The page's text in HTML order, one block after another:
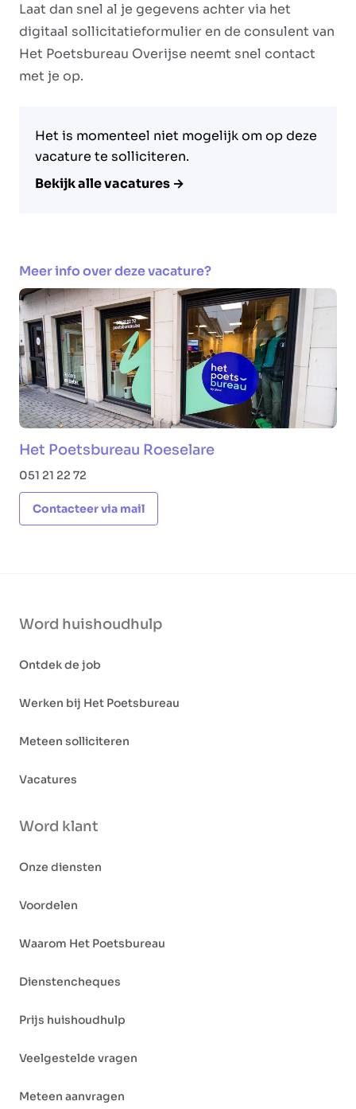
Laat dan snel al je gegevens achter via het
digitaal sollicitatieformulier en de consulent van
Het Poetsbureau Overijse neemt snel contact
met je op.
Het is momenteel niet mogelijk om op deze
vacature te solliciteren.
Bekijk alle vacatures →
Meer info over deze vacature?
Het Poetsbureau Roeselare
051 21 22 72
Contacteer via mail
Word huishoudhulp
Ontdek de job
Werken bij Het Poetsbureau
Meteen solliciteren
Vacatures
Word klant
Onze diensten
Voordelen
Waarom Het Poetsbureau
Dienstencheques
Prijs huishoudhulp
Veelgestelde vragen
Meteen aanvragen